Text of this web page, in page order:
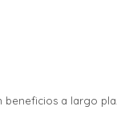
beneficios a largo